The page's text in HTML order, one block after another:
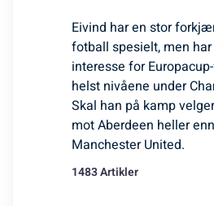
Eivind har en stor
fotball spesielt, men
interesse for
helst nivåene under
Skal han på kamp
mot Aberdeen heller
Manchester United.
1483 Artikler